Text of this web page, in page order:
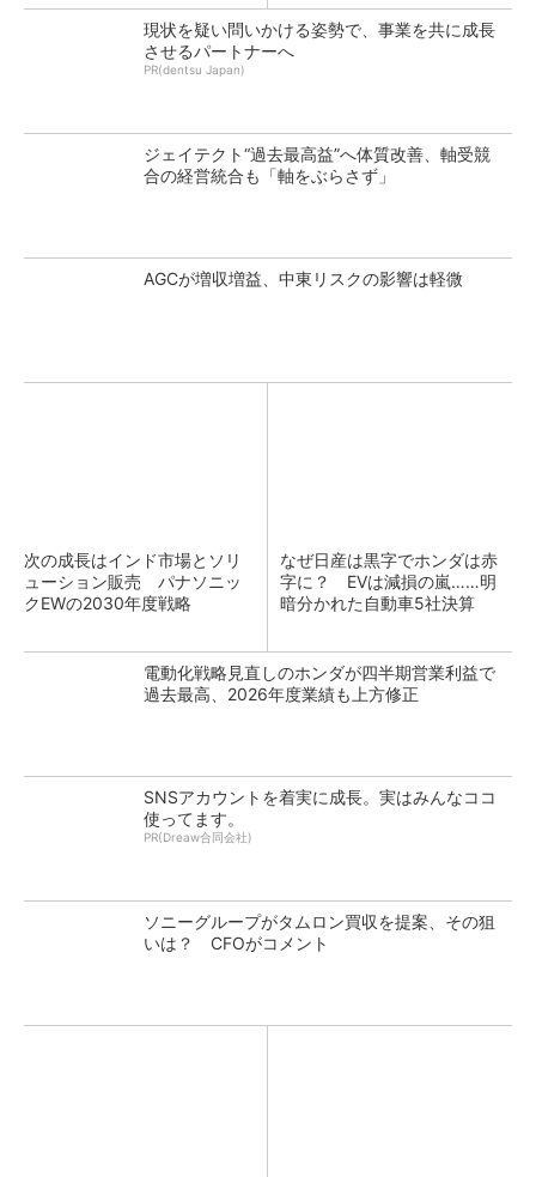
現状を疑い問いかける姿勢で、事業を共に成長
させるパートナーへ
PR(dentsu Japan)
ジェイテクト“過去最高益”へ体質改善、軸受競
合の経営統合も「軸をぶらさず」
AGCが増収増益、中東リスクの影響は軽微
次の成長はインド市場とソリ
ューション販売 パナソニッ
クEWの2030年度戦略
なぜ日産は黒字でホンダは赤
字に？ EVは減損の嵐……明
暗分かれた自動車5社決算
電動化戦略見直しのホンダが四半期営業利益で
過去最高、2026年度業績も上方修正
SNSアカウントを着実に成長。実はみんなココ
使ってます。
PR(Dreaw合同会社)
ソニーグループがタムロン買収を提案、その狙
いは？ CFOがコメント